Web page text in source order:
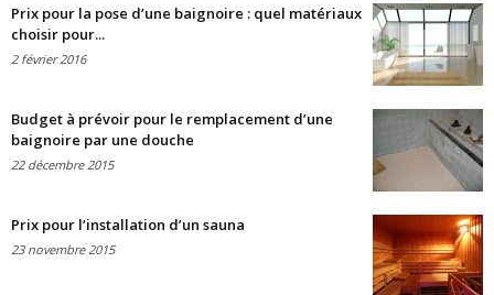
Prix pour la pose d’une baignoire : quel matériaux
choisir pour...
2 février 2016
Budget à prévoir pour le remplacement d’une
baignoire par une douche
22 décembre 2015
Prix pour l’installation d’un sauna
23 novembre 2015